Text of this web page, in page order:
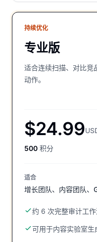
持续优化
专业版
适合连续扫描、对比竞
动作。
$24.99
500 积分
适合
增长团队、内容团队、
约 6 次完整审计工
可用于内容实验室生